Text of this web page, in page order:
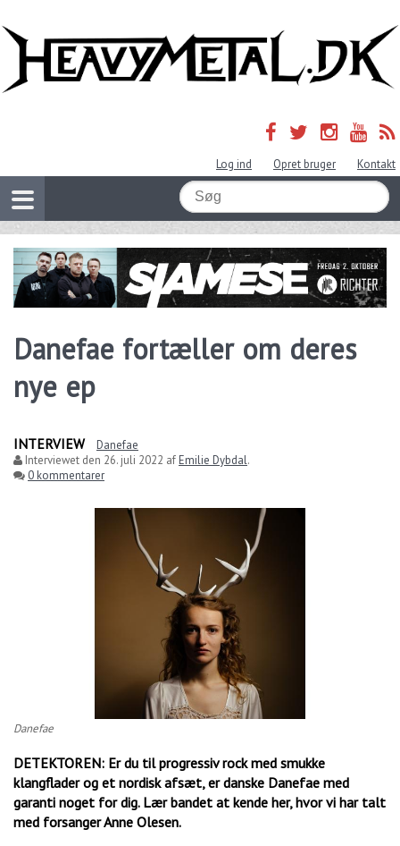
Log ind Opret bruger Kontakt
Danefae fortæller om deres
nye ep
INTERVIEW
Danefae
Interviewet den 26. juli 2022 afEmilie Dybdal.
0 kommentarer
Danefae
DETEKTOREN: Er du til progressiv rock med smukke
klangflader og et nordisk afsæt, er danske Danefae med
garanti noget for dig. Lær bandet at kende her, hvor vi har talt
med forsanger Anne Olesen.